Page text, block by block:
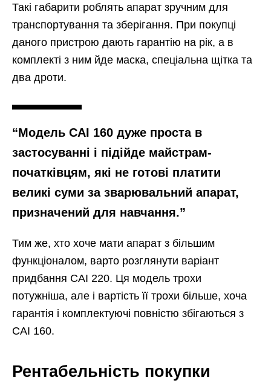
Такі габарити роблять апарат зручним для
транспортування та зберігання. При покупці
даного пристрою дають гарантію на рік, а в
комплекті з ним йде маска, спеціальна щітка та
два дроти.
“Модель САІ 160 дуже проста в
застосуванні і підійде майстрам-
початківцям, які не готові платити
великі суми за зварювальний апарат,
призначений для навчання.”
Тим же, хто хоче мати апарат з більшим
функціоналом, варто розглянути варіант
придбання САІ 220. Ця модель трохи
потужніша, але і вартість її трохи більше, хоча
гарантія і комплектуючі повністю збігаються з
САІ 160.
Рентабельність покупки